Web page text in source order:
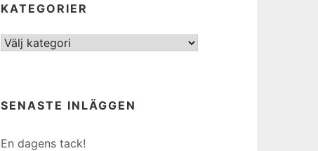
KATEGORIER
Kategorier
SENASTE INLÄGGEN
En dagens tack!